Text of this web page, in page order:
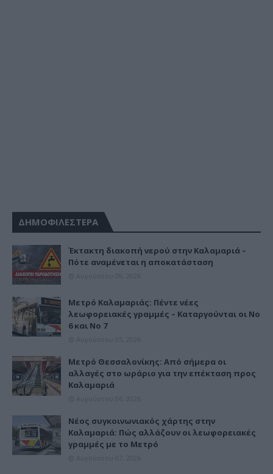
ΔΗΜΟΦΙΛΕΣΤΕΡΑ
Έκτακτη διακοπή νερού στην Καλαμαριά –
Πότε αναμένεται η αποκατάσταση
Μετρό Καλαμαριάς: Πέντε νέες
λεωφορειακές γραμμές – Καταργούνται οι Νο
6 και Νο 7
Μετρό Θεσσαλονίκης: Από σήμερα οι
αλλαγές στο ωράριο για την επέκταση προς
Καλαμαριά
Νέος συγκοινωνιακός χάρτης στην
Καλαμαριά: Πώς αλλάζουν οι λεωφορειακές
γραμμές με το Μετρό